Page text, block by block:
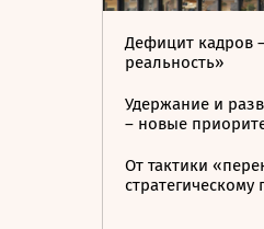
Дефицит кадров
реальность»
Удержание и
– новые
От тактики